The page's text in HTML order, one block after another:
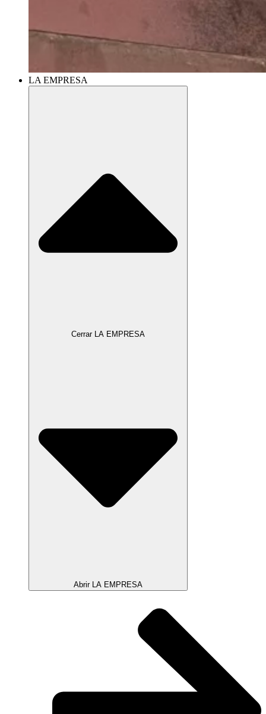
LA EMPRESA
Cerrar LA EMPRESA
Abrir LA EMPRESA